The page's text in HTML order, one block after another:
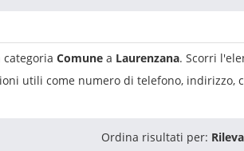
Comune a Laurenzana. Scorri
utili come numero di telefono, indirizzo,
Ordina risultati per: